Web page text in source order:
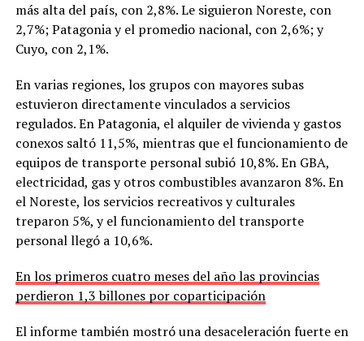
más alta del país, con 2,8%. Le siguieron Noreste, con
2,7%; Patagonia y el promedio nacional, con 2,6%; y
Cuyo, con 2,1%.
En varias regiones, los grupos con mayores subas
estuvieron directamente vinculados a servicios
regulados. En Patagonia, el alquiler de vivienda y gastos
conexos saltó 11,5%, mientras que el funcionamiento de
equipos de transporte personal subió 10,8%. En GBA,
electricidad, gas y otros combustibles avanzaron 8%. En
el Noreste, los servicios recreativos y culturales
treparon 5%, y el funcionamiento del transporte
personal llegó a 10,6%.
En los primeros cuatro meses del año las provincias
perdieron 1,3 billones por coparticipación
El informe también mostró una desaceleración fuerte en